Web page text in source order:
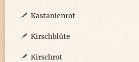
Kastanienrot
Kirschblüte
Kirschrot